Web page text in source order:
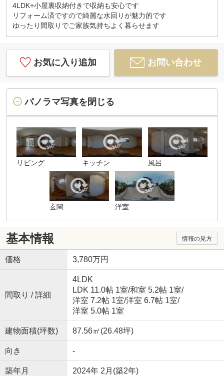
4LDK+小屋裏収納付きで収納も安心です
リフォーム済ですので綺麗な水回りが魅力的です
ゆったり間取りでご家族気持ちよく暮らせます
お気に入り追加 お問い合わせ
パノラマ写真を閉じる
リビング キッチン 風呂
玄関 洋室
基本情報 情報の見方
価格 3,780万円
間取り / 詳細
4LDK
LDK 11.0帖 1室/和室 5.2帖 1室/
洋室 7.2帖 1室/洋室 6.7帖 1室/
洋室 5.0帖 1室
建物面積(坪数) 87.56㎡(26.48坪)
向き -
築年月 2024年 2月(築2年)